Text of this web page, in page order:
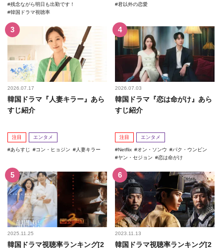
残念ながら明日も出勤です！
韓国ドラマ視聴率
君以外の恋愛
2026.07.17
韓国ドラマ『人妻キラー』あら
すじ紹介
注目 エンタメ
あらすじ コン・ヒョジン 人妻キラー
2026.07.03
韓国ドラマ『恋は命がけ』あら
すじ紹介
注目 エンタメ
Netflix オン・ソンウ
パク・ウンビン
ヤン・セジョン
恋は命がけ
2025.11.25
韓国ドラマ視聴率ランキング[2
2023.11.13
韓国ドラマ視聴率ランキング[2